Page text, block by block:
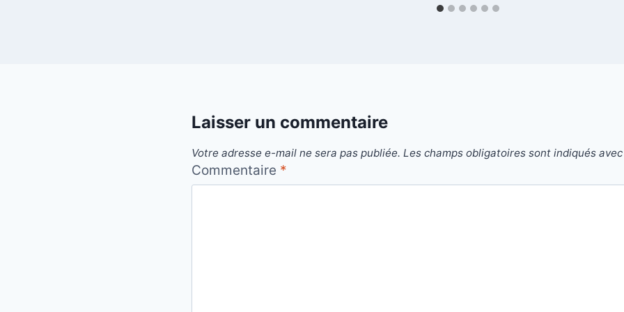
Laisser un commentaire
Votre adresse e-mail ne sera pas publiée. Les champs obligatoires sont indiqués
Commentaire *